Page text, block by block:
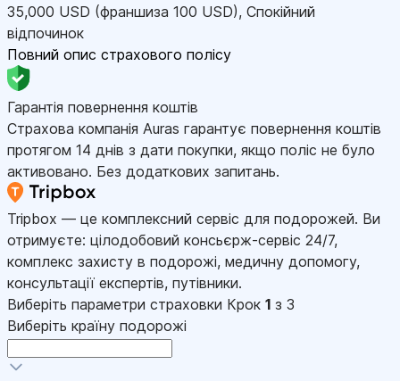
35,000 USD (франшиза 100 USD), Спокійний
відпочинок
Повний опис страхового полісу
Гарантія повернення коштів
Страхова компанія Auras гарантує повернення коштів
протягом 14 днів з дати покупки, якщо поліс не було
активовано. Без додаткових запитань.
Tripbox — це комплексний сервіс для подорожей. Ви
отримуєте: цілодобовий консьєрж-сервіс 24/7,
комплекс захисту в подорожі, медичну допомогу,
консультації експертів, путівники.
Виберіть параметри страховки Крок 1 з 3
Виберіть країну подорожі